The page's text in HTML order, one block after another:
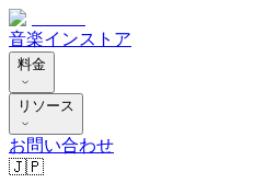
音楽インストア
料金
リソース
お問い合わせ
🇯🇵